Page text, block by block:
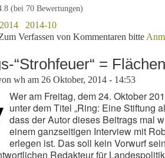
(bei 70 Bewertungen)
2014
2014-10
Viel Wind um „Operation Herbststurm“!
Verfassen von Kommentaren bitte
“Strohfeuer“ =
wh am 26 Oktober, 2014 - 14:53
Wer am Freitag, dem 24. Oktober
unter dem Titel „Ring: Eine Stiftung
dass der Autor dieses Beitrags mal
einem ganzseitigen Interview mit
erlegen ist. Das soll kein Vorwurf
Redakteur für